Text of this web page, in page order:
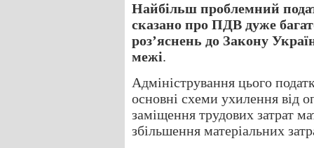
Найбільш проблемний
сказано про ПДВ дуже
роз’яснень до Закону
межі.
Адміністрування цього
основні схеми ухилення від
заміщення трудових затрат
збільшення матеріальних